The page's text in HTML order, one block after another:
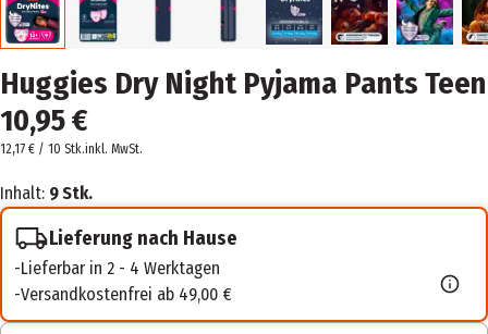
Huggies Dry Night Pyjama Pants Teen
10,95 €
12,17 € / 10 Stk.inkl. MwSt.
Inhalt: 9 Stk.
Lieferung nach Hause
Lieferbar in 2 - 4 Werktagen
Versandkostenfrei ab 49,00 €